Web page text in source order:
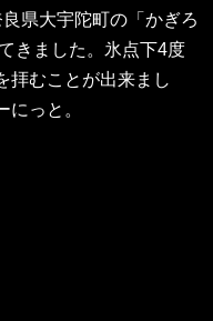
県大宇陀町の「かぎろ
きました。氷点下4度
拝むことが出来まし
っと。